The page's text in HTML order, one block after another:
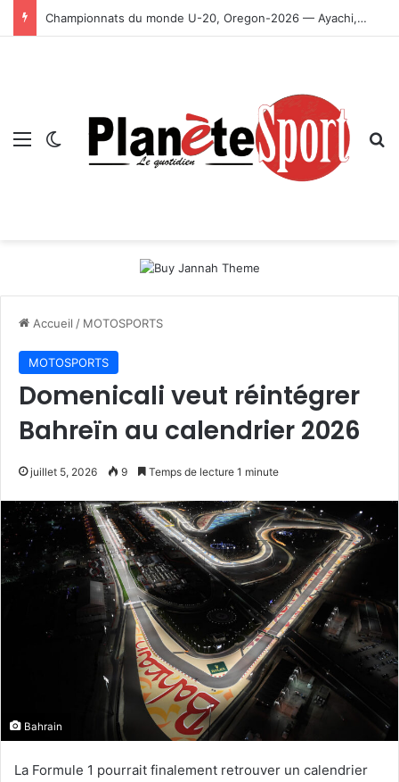
Championnats du monde U-20, Oregon-2026 — Ayachi, Dissa, Touahria et Ghezali en finale
Menu Switch skin
Accueil / MOTOSPORTS
MOTOSPORTS
Domenicali veut réintégrer
Bahreïn au calendrier 2026
juillet 5, 2026 9 Temps de lecture 1 minute
Bahrain
La Formule 1 pourrait finalement retrouver un calendrier